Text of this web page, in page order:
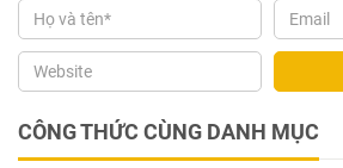
CÔNG THỨC CÙNG DANH MỤC